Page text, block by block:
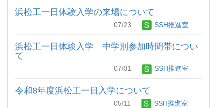
浜松工一日体験入学の来場について
07/23 SSH推進室
浜松工一日体験入学 中学別参加時間帯につい
て
07/01 SSH推進室
令和8年度浜松工一日入学について
05/11 SSH推進室